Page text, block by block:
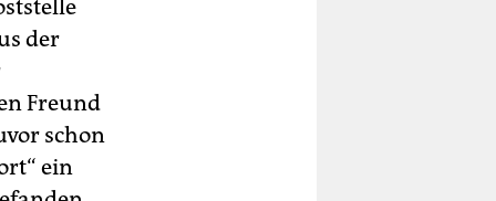
der
Freund
schon
ein